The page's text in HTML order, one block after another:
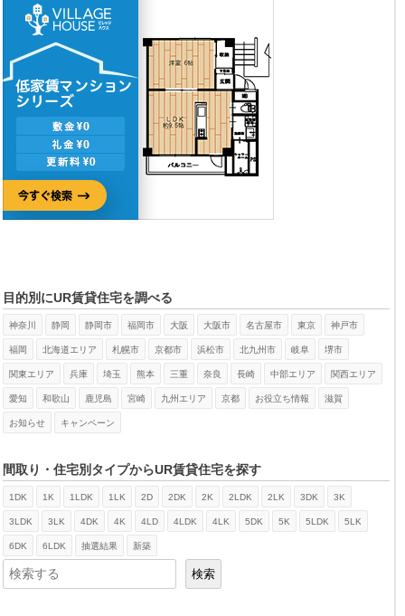
目的別にUR賃貸住宅を調べる
神奈川 静岡 静岡市 福岡市 大阪 大阪市 名古屋市 東京 神戸市
福岡 北海道エリア 札幌市 京都市 浜松市 北九州市 岐阜 堺市
関東エリア 兵庫 埼玉 熊本 三重 奈良 長崎 中部エリア 関西エリア
愛知 和歌山 鹿児島 宮崎 九州エリア 京都 お役立ち情報 滋賀
お知らせ キャンペーン
間取り・住宅別タイプからUR賃貸住宅を探す
1DK 1K 1LDK 1LK 2D 2DK 2K 2LDK 2LK 3DK 3K
3LDK 3LK 4DK 4K 4LD 4LDK 4LK 5DK 5K 5LDK 5LK
6DK 6LDK 抽選結果 新築
検索
検索